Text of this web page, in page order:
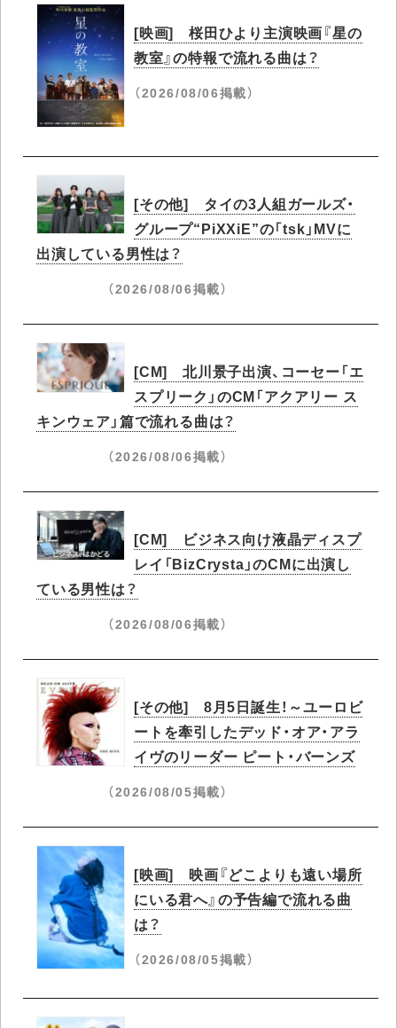
[映画] 桜田ひより主演映画『星の
教室』の特報で流れる曲は？
（2026/08/06掲載）
[その他] タイの3人組ガールズ・
グループ“PiXXiE”の「tsk」MVに
出演している男性は？
（2026/08/06掲載）
[CM] 北川景子出演、コーセー「エ
スプリーク」のCM「アクアリー ス
キンウェア」篇で流れる曲は？
（2026/08/06掲載）
[CM] ビジネス向け液晶ディスプ
レイ「BizCrysta」のCMに出演し
ている男性は？
（2026/08/06掲載）
[その他] 8月5日誕生！～ユーロビ
ートを牽引したデッド・オア・アラ
イヴのリーダー ピート・バーンズ
（2026/08/05掲載）
[映画] 映画『どこよりも遠い場所
にいる君へ』の予告編で流れる曲
は？
（2026/08/05掲載）